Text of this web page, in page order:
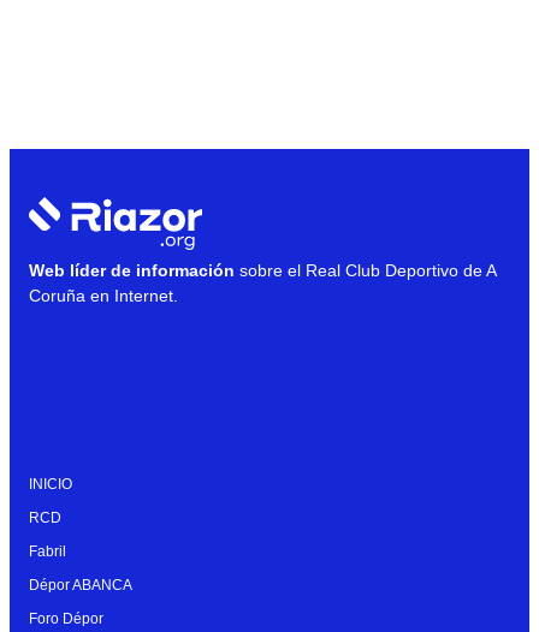
Web líder de información sobre el Real Club Deportivo de A
Coruña en Internet.
INICIO
RCD
Fabril
Dépor ABANCA
Foro Dépor